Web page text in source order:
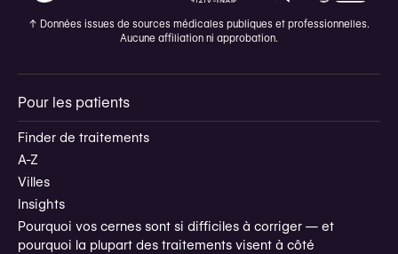
↑ Données issues de sources médicales publiques et professionnelles.
Aucune affiliation ni approbation.
Pour les patients
Finder de traitements
A-Z
Villes
Insights
Pourquoi vos cernes sont si difficiles à corriger — et
pourquoi la plupart des traitements visent à côté